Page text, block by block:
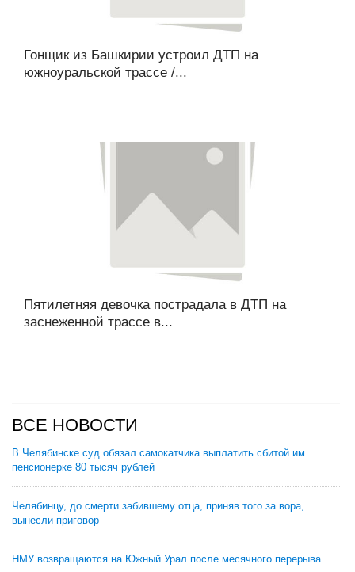
Гонщик из Башкирии устроил ДТП на
южноуральской трассе /...
Пятилетняя девочка пострадала в ДТП на
заснеженной трассе в...
ВСЕ НОВОСТИ
В Челябинске суд обязал самокатчика выплатить сбитой им
пенсионерке 80 тысяч рублей
Челябинцу, до смерти забившему отца, приняв того за вора,
вынесли приговор
НМУ возвращаются на Южный Урал после месячного перерыва